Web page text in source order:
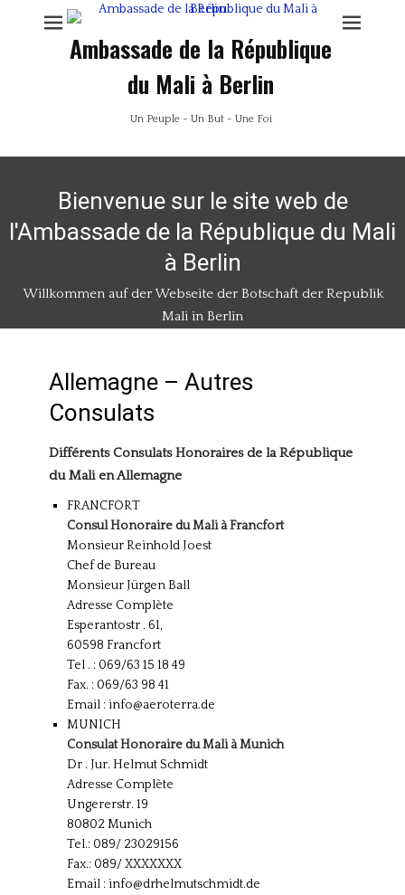
Ambassade de la République
du Mali à Berlin
Un Peuple - Un But - Une Foi
Bienvenue sur le site web de
l'Ambassade de la République du Mali
à Berlin
Willkommen auf der Webseite der Botschaft der Republik
Mali in Berlin
Allemagne – Autres
Consulats
Différents Consulats Honoraires de la République
du Mali en Allemagne
FRANCFORT
Consul Honoraire du Mali à Francfort
Monsieur Reinhold Joest
Chef de Bureau
Monsieur Jürgen Ball
Adresse Complète
Esperantostr . 61,
60598 Francfort
Tel . : 069/63 15 18 49
Fax. : 069/63 98 41
Email : info@aeroterra.de
MUNICH
Consulat Honoraire du Mali à Munich
Dr . Jur. Helmut Schmidt
Adresse Complète
Ungererstr. 19
80802 Munich
Tel.: 089/ 23029156
Fax.: 089/ XXXXXXX
Email : info@drhelmutschmidt.de